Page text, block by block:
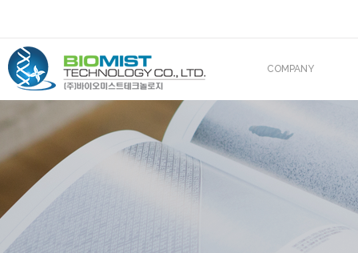
COMPANY
조직도
산업재산권